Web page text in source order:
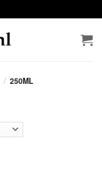
/ 250ML